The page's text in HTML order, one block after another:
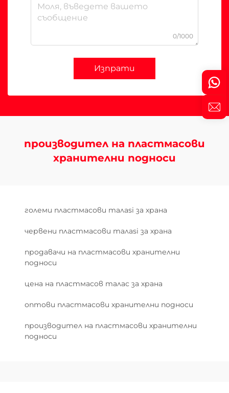
0/1000
Изпрати
производител на пластмасови
хранителни подноси
големи пластмасови талasi за храна
червени пластмасови талasi за храна
продавачи на пластмасови хранителни
подноси
цена на пластмасов талас за храна
оптови пластмасови хранителни подноси
производител на пластмасови хранителни
подноси